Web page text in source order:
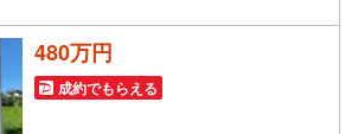
480万円
成約でもらえる